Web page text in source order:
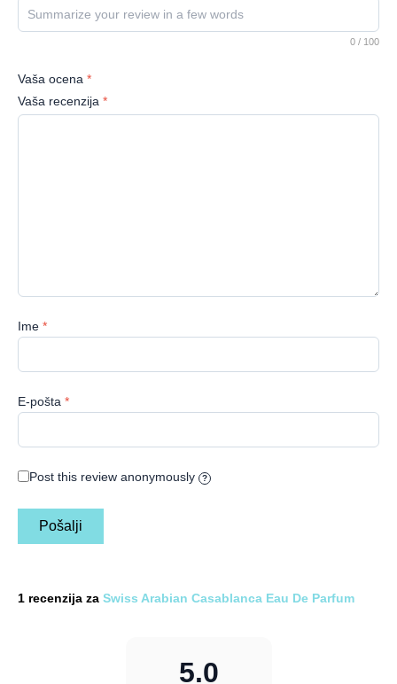
1 recenzija za Swiss Arabian Casablanca Eau De Parfum
5.0
0 / 100
Vaša ocena *
Vaša recenzija *
Ime *
E-pošta *
Post this review anonymously ?